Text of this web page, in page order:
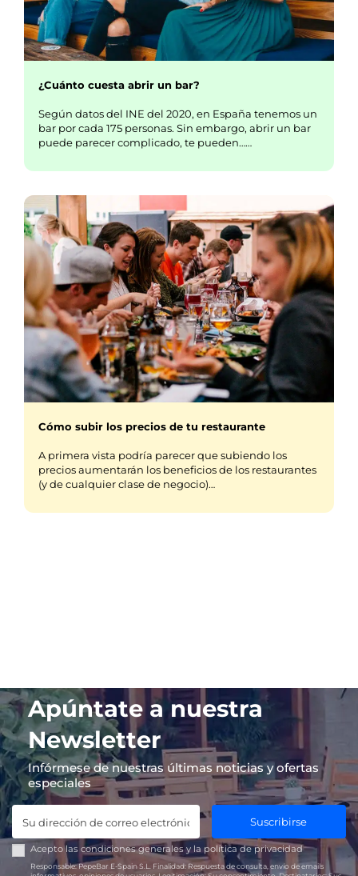
¿Cuánto cuesta abrir un bar?
Según datos del INE del 2020, en España tenemos un
bar por cada 175 personas. Sin embargo, abrir un bar
puede parecer complicado, te pueden……
Cómo subir los precios de tu restaurante
A primera vista podría parecer que subiendo los
precios aumentarán los beneficios de los restaurantes
(y de cualquier clase de negocio)…
Apúntate a nuestra
Newsletter
Infórmese de nuestras últimas noticias y ofertas
especiales
Suscribirse
Acepto las condiciones generales y lapolítica de privacidad
Responsable:PepeBar E-Spain S.L. Finalidad: Respuesta de consulta, envío de emails